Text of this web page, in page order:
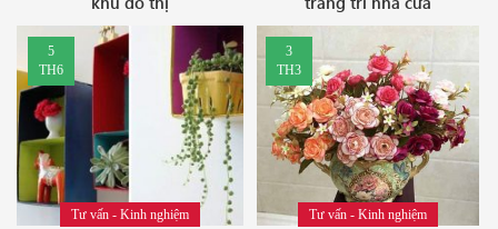
5
TH6
Tư vấn - Kinh nghiệm
3
TH3
Tư vấn - Kinh nghiệm